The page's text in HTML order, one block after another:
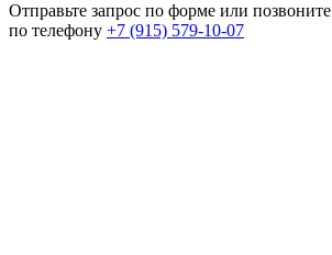
Отправьте запрос по форме или позвоните
по телефону +7 (915) 579-10-07